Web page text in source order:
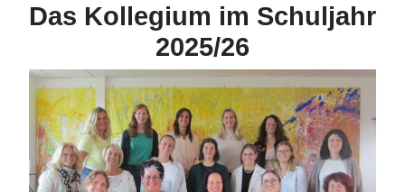
Das Kollegium im Schuljahr
2025/26